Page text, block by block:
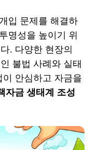
입 문제를 해결하
명성을 높이기 위
. 다양한 현장의
불법 사례와 실태
안심하고 자금을
자금 생태계 조성